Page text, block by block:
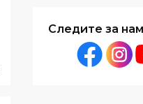
Следите за